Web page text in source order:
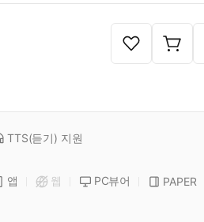
TTS(듣기) 지원
앱 웹 PC뷰어
PAPER